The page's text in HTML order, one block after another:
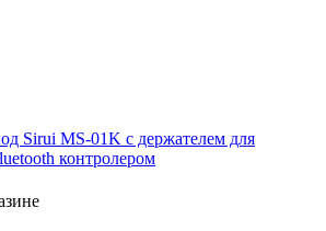
Sirui MS-01K с держателем для
контролером